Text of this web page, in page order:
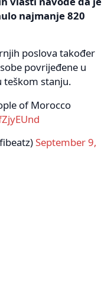
najmanje 820
poslova također
povrijeđene u
teškom stanju.
of Morocco
September 9,